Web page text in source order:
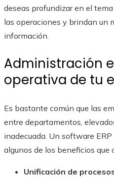
deseas profundizar en el
las operaciones y brindan un
información.
Administración
operativa de tu
Es bastante común que las
entre departamentos,
inadecuada. Un software
algunos de los beneficios
Unificación de